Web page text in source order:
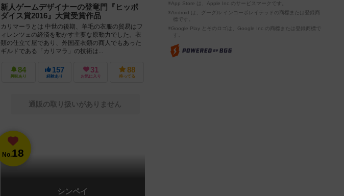
新人ゲームデザイナーの登竜門『ヒッポ
ダイス賞2016』大賞受賞作品
カリマーラとは 中世の後期、羊毛の衣服の貿易はフ
ィレンツェの経済を動かす主要な原動力でした。衣
類の仕立て屋であり、外国産衣類の商人でもあった
ギルドである「カリマラ」の技術は...
84
興味あり
157
経験あり
31
お気に入り
88
持ってる
通販の取り扱いがありません
No.18
シンペイ
※App Store は、Apple Inc.のサービスマークです。
※Android は、グーグル インコーポレイテッドの商標または登録商
標です。
※Google Play とそのロゴは、Google Inc.の商標または登録商標で
す。